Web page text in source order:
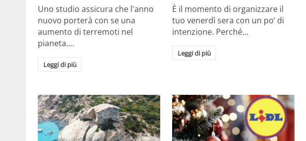
Uno studio assicura che l'anno
nuovo porterà con se una
aumento di terremoti nel
pianeta.…
Leggi di più
È il momento di organizzare il
tuo venerdì sera con un po’ di
intenzione. Perché…
Leggi di più